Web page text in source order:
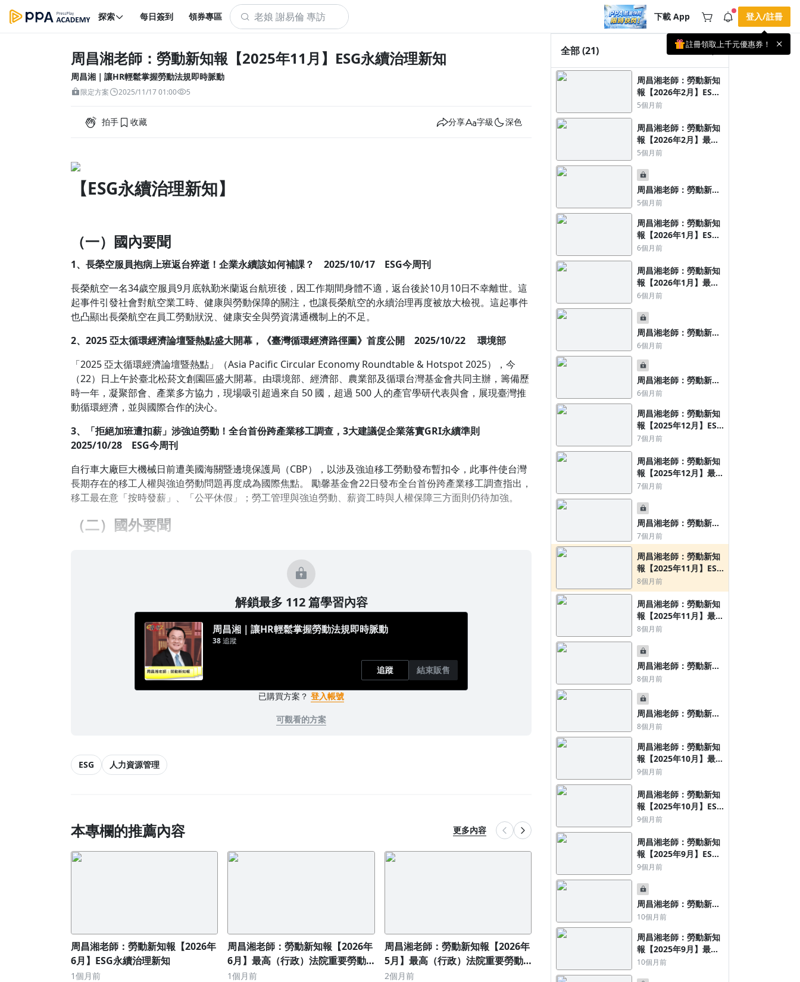
探索 每日簽到 領券專區 下載 App
下載 APP 領取獎勵，隨時吸收新知識
🌞 PPA 避暑津貼．冷氣房升級｜
期間快閃活動
🥵 酷暑限時快閃｜單筆滿 NT$2,500 現
折 NT$300、再贈最高 2% 點數回饋！
🚀 酷暑來襲．偷偷在冷氣房升級 📈
⭐️ 【冷氣房進修 限時開跑】◾單筆滿
NT$2,500 現折 NT$300◾活動期間：即
日起 - 8/13（只有一週）-📣 酷暑季好康
\ 再加碼 /→ 點數回饋無上限🔥購買任一
課程 or 訂閱✅ 消費即享回饋 1% 點數
✅ 滿 $5,000 回饋 2% 點數🎁 此為 PPA
官方帳號 Line@ 專屬活動，加入好友👉
享有「渠道專屬活動」及「個人化推
查看全部
登入/註冊
註冊領取上千元優惠券！
周昌湘老師：勞動新知報【2025年11月】ESG永續治理新知
周昌湘｜讓HR輕鬆掌握勞動法規即時脈動
限定方案 2025/11/17 01:00 5
拍手 收藏 分享 字級 深色
【ESG永續治理新知】
（一）國內要聞
1、長榮空服員抱病上班返台猝逝！企業永續該如何補課？ 2025/10/17 ESG今周刊
長榮航空一名34歲空服員9月底執勤米蘭返台航班後，因工作期間身體不適，返台後於10月10日不幸離世。這
起事件引發社會對航空業工時、健康與勞動保障的關注，也讓長榮航空的永續治理再度被放大檢視。這起事件
也凸顯出長榮航空在員工勞動狀況、健康安全與勞資溝通機制上的不足。
2、2025 亞太循環經濟論壇暨熱點盛大開幕，《臺灣循環經濟路徑圖》首度公開 2025/10/22 環境部
「2025 亞太循環經濟論壇暨熱點」（Asia Pacific Circular Economy Roundtable & Hotspot 2025），今
（22）日上午於臺北松菸文創園區盛大開幕。由環境部、經濟部、農業部及循環台灣基金會共同主辦，籌備歷
時一年，凝聚部會、產業多方協力，現場吸引超過來自 50 國，超過 500 人的產官學研代表與會，展現臺灣推
動循環經濟，並與國際合作的決心。
3、「拒絕加班遭扣薪」涉強迫勞動！全台首份跨產業移工調查，3大建議促企業落實GRI永續準則
2025/10/28 ESG今周刊
自行車大廠巨大機械日前遭美國海關暨邊境保護局（CBP），以涉及強迫移工勞動發布暫扣令，此事件使台灣
長期存在的移工人權與強迫勞動問題再度成為國際焦點。 勵馨基金會22日發布全台首份跨產業移工調查指出，
移工最在意「按時發薪」、「公平休假」；勞工管理與強迫勞動、薪資工時與人權保障三方面則仍待加強。
（二）國外要聞
解鎖最多 112 篇學習內容
周昌湘｜讓HR輕鬆掌握勞動法規即時脈動
38追蹤
追蹤 結束販售
已購買方案？ 登入帳號
可觀看的方案
ESG 人力資源管理
本專欄的推薦內容 更多內容
周昌湘老師：勞動新知報【2026年
6月】ESG永續治理新知
1個月前
周昌湘老師：勞動新知報【2026年
6月】最高（行政）法院重要勞動
判決要旨
1個月前
周昌湘老師：勞動新知報【2026年
5月】最高（行政）法院重要勞動
判決要旨
2個月前
周昌湘老師：勞動新知報【2026年
4月】ESG永續治理新知
3個月前
周昌湘老師：勞動新知
全部(21)
周昌湘老師：勞動新知
報【2026年2月】ESG
永續治理新知
5個月前
周昌湘老師：勞動新知
報【2026年2月】最高
（行政）法院重要勞動
5個月前
周昌湘老師：勞動新知
報【2026年2月】勞動
5個月前
周昌湘老師：勞動新知
報【2026年1月】ESG
永續治理新知
6個月前
周昌湘老師：勞動新知
報【2026年1月】最高
（行政）法院重要勞動
6個月前
周昌湘老師：勞動新知
報【2026年1月】行政
6個月前
周昌湘老師：勞動新知
報【2026年1月】勞動
6個月前
周昌湘老師：勞動新知
報【2025年12月】ESG
永續治理新知
7個月前
周昌湘老師：勞動新知
報【2025年12月】最高
（行政）法院重要勞動
7個月前
周昌湘老師：勞動新知
報【2025年12月】勞動
法令
7個月前
周昌湘老師：勞動新知
報【2025年11月】ESG
永續治理新知
8個月前
周昌湘老師：勞動新知
報【2025年11月】最高
（行政）法院重要勞動
8個月前
周昌湘老師：勞動新知
報【2025年11月】行政
8個月前
周昌湘老師：勞動新知
報【2025年11月】勞動
8個月前
周昌湘老師：勞動新知
報【2025年10月】最高
（行政）法院重要勞動
9個月前
周昌湘老師：勞動新知
報【2025年10月】ESG
永續治理新知
9個月前
周昌湘老師：勞動新知
報【2025年9月】ESG
永續治理新知
9個月前
周昌湘老師：勞動新知
報【2025年9月】行政
10個月前
周昌湘老師：勞動新知
報【2025年9月】最高
（行政）法院重要勞動
10個月前